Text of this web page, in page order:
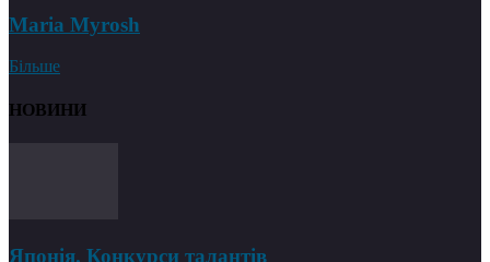
Maria Myrosh
Більше
НОВИНИ
Японія. Конкурси талантів